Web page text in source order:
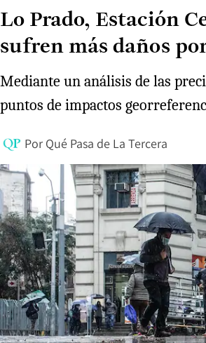
Lo Prado, Estación
sufren más daños
Mediante un análisis de las
puntos de impactos
Por Qué Pasa de La Tercera